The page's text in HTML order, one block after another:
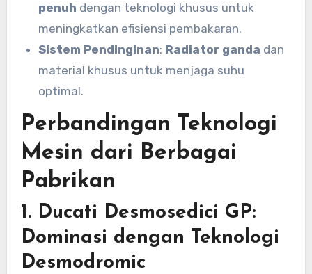
penuh dengan teknologi khusus untuk
meningkatkan efisiensi pembakaran.
Sistem Pendinginan: Radiator ganda dan
material khusus untuk menjaga suhu
optimal.
Perbandingan Teknologi
Mesin dari Berbagai
Pabrikan
1. Ducati Desmosedici GP:
Dominasi dengan Teknologi
Desmodromic